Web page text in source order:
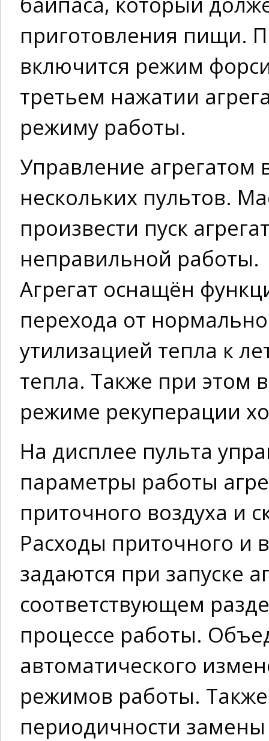
приготовления пищи.
включится режим
третьем нажатии
режиму работы.
Управление агрегатом
нескольких пультов.
произвести пуск
неправильной работы.
Агрегат оснащён
перехода от
утилизацией тепла к
тепла. Также при этом
режиме рекуперации
На дисплее пульта
параметры работы
приточного воздуха и
Расходы приточного и
задаются при запуске
соответствующем
процессе работы.
автоматического
режимов работы.
периодичности